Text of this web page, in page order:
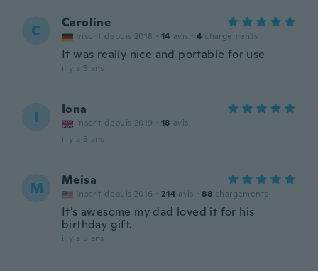
C Caroline
Inscrit depuis 2018 · 14 avis · 4 chargements
It was really nice and portable for use
il y a 5 ans
I Iona
Inscrit depuis 2019 · 18 avis
il y a 5 ans
M Meisa
Inscrit depuis 2016 · 214 avis · 88 chargements
It’s awesome my dad loved it for his
birthday gift.
il y a 5 ans